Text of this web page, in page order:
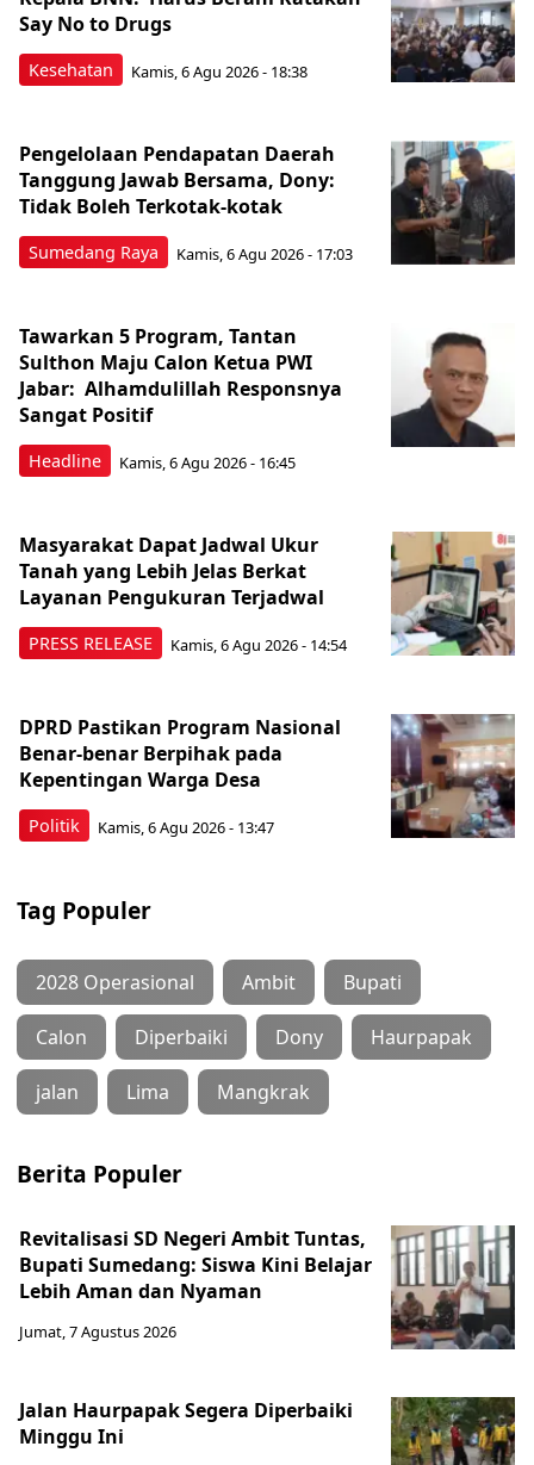
Kesehatan
Say No to Drugs
Kamis, 6 Agu 2026 - 18:38
Sumedang Raya
Pengelolaan Pendapatan Daerah
Tanggung Jawab Bersama, Dony:
Tidak Boleh Terkotak-kotak
Kamis, 6 Agu 2026 - 17:03
Headline
Tawarkan 5 Program, Tantan
Sulthon Maju Calon Ketua PWI
Jabar: Alhamdulillah Responsnya
Sangat Positif
Kamis, 6 Agu 2026 - 16:45
PRESS RELEASE
Masyarakat Dapat Jadwal Ukur
Tanah yang Lebih Jelas Berkat
Layanan Pengukuran Terjadwal
Kamis, 6 Agu 2026 - 14:54
Politik
DPRD Pastikan Program Nasional
Benar-benar Berpihak pada
Kepentingan Warga Desa
Kamis, 6 Agu 2026 - 13:47
Tag Populer
2028 Operasional Ambit Bupati
Calon Diperbaiki Dony Haurpapak
jalan Lima Mangkrak
Berita Populer
Revitalisasi SD Negeri Ambit Tuntas,
Bupati Sumedang: Siswa Kini Belajar
Lebih Aman dan Nyaman
Jumat, 7 Agustus 2026
Jalan Haurpapak Segera Diperbaiki
Minggu Ini